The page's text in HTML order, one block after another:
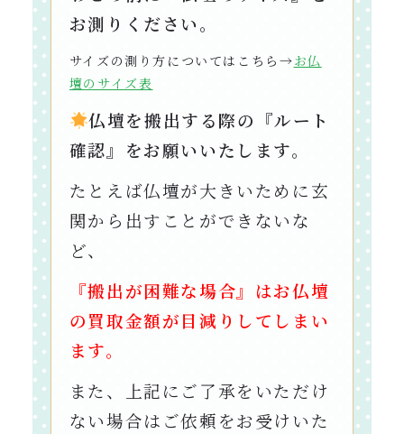
お測りください。
サイズの測り方についてはこちら→お仏
壇のサイズ表
仏壇を搬出する際の『ルート
確認』をお願いいたします。
たとえば仏壇が大きいために玄
関から出すことができないな
ど、
『搬出が困難な場合』はお仏壇
の買取金額が目減りしてしまい
ます。
また、上記にご了承をいただけ
ない場合はご依頼をお受けいた